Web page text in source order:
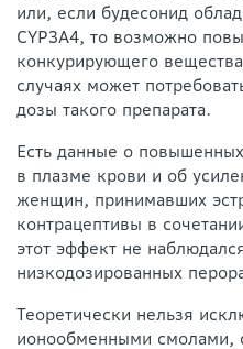
или, если будесонид
CYP3А4, то возможно
конкурирующего
случаях может
дозы такого препарата.
Есть данные о
в плазме крови и об
женщин, принимавших
контрацептивы в
этот эффект не
низкодозированных
Теоретически нельзя
ионообменными смолами,